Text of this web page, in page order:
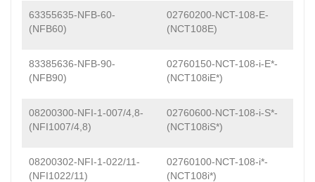
63355635-NFB-60-
(NFB60)
02760200-NCT-108-E-
(NCT108E)
83385636-NFB-90-
(NFB90)
02760150-NCT-108-i-E*-
(NCT108iE*)
08200300-NFI-1-007/4,8-
(NFI1007/4,8)
02760600-NCT-108-i-S*-
(NCT108iS*)
08200302-NFI-1-022/11-
(NFI1022/11)
02760100-NCT-108-i*-
(NCT108i*)